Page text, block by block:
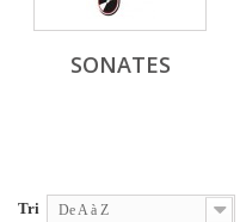
SONATES
Tri De A à Z